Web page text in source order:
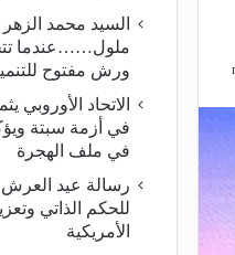
السيد محمد
ملول……عندما
ورش مفتوح
الاتحاد
في أزمة سبتة
في ملف الهجرة
رسالة عيد
للحكم الذاتي
الأمريكية